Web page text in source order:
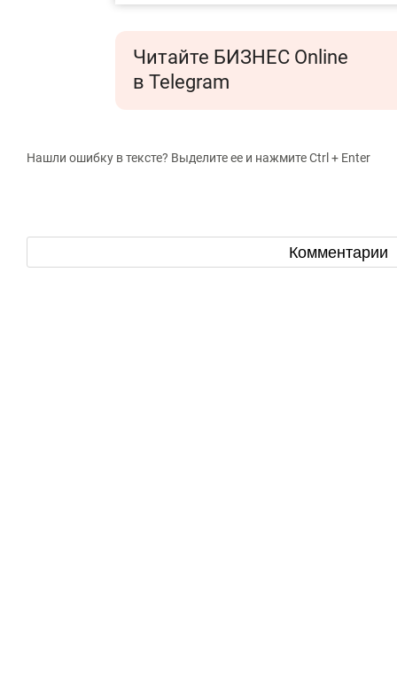
Читайте БИЗНЕС Online
в Telegram
Нашли ошибку в тексте? Выделите ее и нажмите Ctrl + Enter
Комментарии